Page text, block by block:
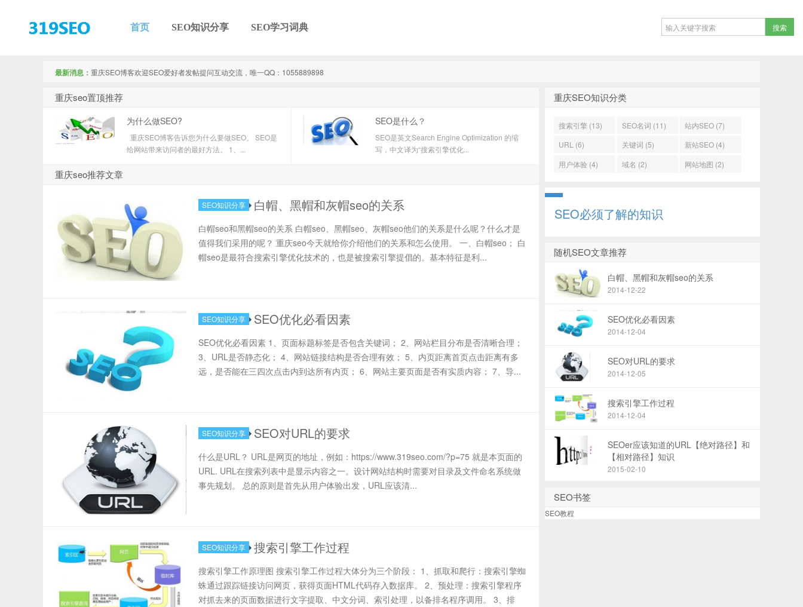
首页 SEO知识分享 SEO学习词典
最新消息： 重庆SEO博客欢迎SEO爱好者发帖提问互动交流，唯一QQ：1055889898
重庆seo置顶推荐
为什么做SEO?
重庆SEO博客告诉您为什么要做SEO。 SEO是
给网站带来访问者的最好方法。 1、...
SEO是什么？
SEO是英文Search Engine Optimization 的缩
写，中文译为“搜索引擎优化...
重庆seo推荐文章
SEO知识分享 白帽、黑帽和灰帽seo的关系
白帽seo和黑帽seo的关系 白帽seo、黑帽seo、灰帽seo他们的关系是什么呢？什么才是
值得我们采用的呢？ 重庆seo今天就给你介绍他们的关系和怎么使用。 一、白帽seo； 白
帽seo是最符合搜索引擎优化技术的，也是被搜索引擎提倡的。基本特征是利...
SEO知识分享 SEO优化必看因素
SEO优化必看因素 1、页面标题标签是否包含关键词； 2、网站栏目分布是否清晰合理；
3、URL是否静态化； 4、网站链接结构是否合理有效； 5、内页距离首页点击距离有多
远，是否能在三四次点击内到达所有内页； 6、网站主要页面是否有实质内容； 7、导...
SEO知识分享 SEO对URL的要求
什么是URL？ URL是网页的地址，例如：https://www.319seo.com/?p=75 就是本页面的
URL. URL在搜索列表中是显示内容之一。设计网站结构时需要对目录及文件命名系统做
事先规划。 总的原则是首先从用户体验出发，URL应该清...
SEO知识分享 搜索引擎工作过程
搜索引擎工作原理图 搜索引擎工作过程大体分为三个阶段： 1、抓取和爬行：搜索引擎蜘
蛛通过跟踪链接访问网页，获得页面HTML代码存入数据库。 2、预处理：搜索引擎程序
对抓去来的页面数据进行文字提取、中文分词、索引处理，以备排名程序调用。 3、排
重庆SEO知识分类
搜索引擎 (13) SEO名词 (11)
站内SEO (7)
URL (6)
关键词 (5)
新站SEO (4)
用户体验 (4)
域名 (2) 网站地图 (2)
SEO必须了解的知识
随机SEO文章推荐
白帽、黑帽和灰帽seo的关系
2014-12-22
SEO优化必看因素
2014-12-04
SEO对URL的要求
2014-12-05
搜索引擎工作过程
2014-12-04
SEOer应该知道的URL【绝对路径】和
【相对路径】知识
2015-02-10
SEO书签
SEO教程